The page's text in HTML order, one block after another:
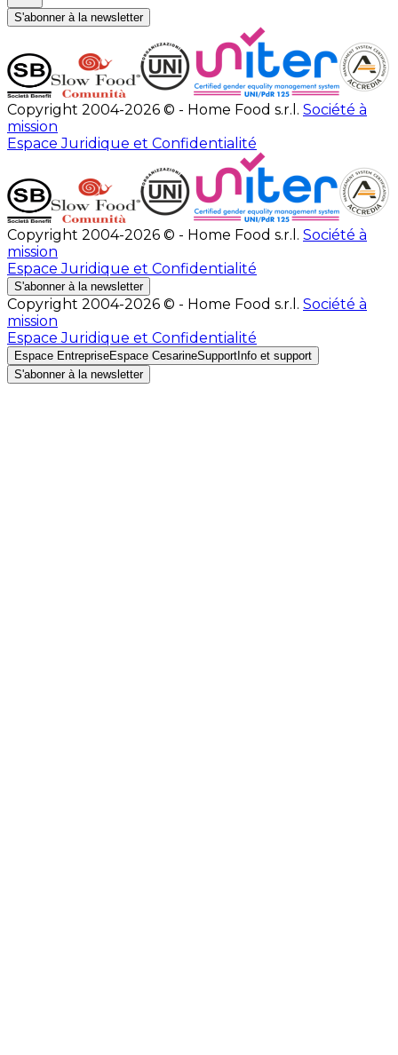
S'abonner à la newsletter
Copyright 2004-2026 © - Home Food s.r.l. Société à
mission
Espace Juridique et Confidentialité
Copyright 2004-2026 © - Home Food s.r.l. Société à
mission
Espace Juridique et Confidentialité
S'abonner à la newsletter
Copyright 2004-2026 © - Home Food s.r.l. Société à
mission
Espace Juridique et Confidentialité
Espace EntrepriseEspace CesarineSupport Info et support
S'abonner à la newsletter